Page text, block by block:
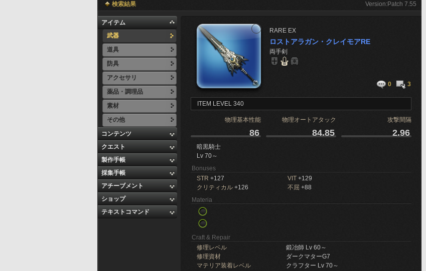
検索結果 Version:Patch 7.55
アイテム
武器
道具
防具
アクセサリ
薬品・調理品
素材
その他
コンテンツ
クエスト
製作手帳
採集手帳
アチーブメント
ショップ
テキストコマンド
RARE EX
ロストアラガン・クレイモアRE
両手剣
0 3
ITEM LEVEL 340
物理基本性能 物理オートアタック 攻撃間隔
86 84.85 2.96
暗黒騎士
Lv 70～
Bonuses
STR +127 VIT +129
クリティカル +126 不屈 +88
Materia
Craft & Repair
修理レベル
鍛冶師 Lv 60～
修理資材
ダークマターG7
マテリア装着レベル
クラフター Lv 70～